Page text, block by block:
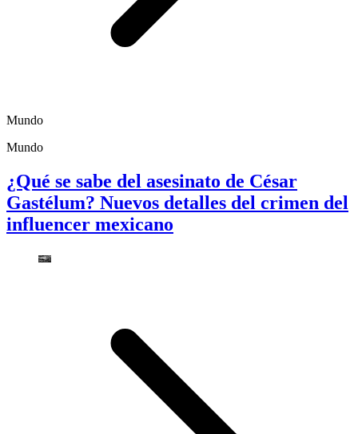
Mundo
Mundo
¿Qué se sabe del asesinato de César
Gastélum? Nuevos detalles del crimen del
influencer mexicano